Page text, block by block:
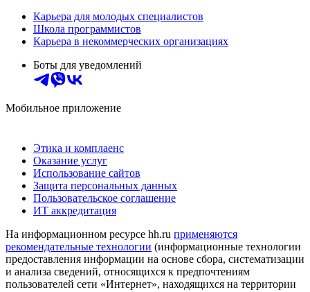
Карьера для молодых специалистов
Школа программистов
Карьера в некоммерческих организациях
Боты для уведомлений
Мобильное приложение
Этика и комплаенс
Оказание услуг
Использование сайтов
Защита персональных данных
Пользовательское соглашение
ИТ аккредитация
На информационном ресурсе hh.ru применяются
рекомендательные технологии (информационные технологии
предоставления информации на основе сбора, систематизации
и анализа сведений, относящихся к предпочтениям
пользователей сети «Интернет», находящихся на территории